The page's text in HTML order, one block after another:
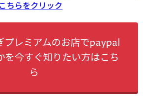
ちらをクリック
プレミアムのお店でpaypal
を今すぐ知りたい方はこち
ら